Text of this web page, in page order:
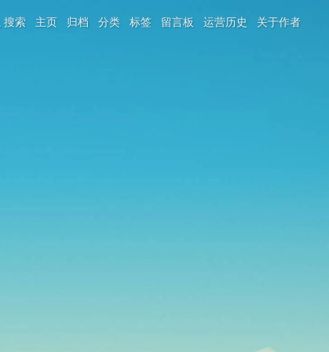
主页 归档 分类 标签 留言板 运营历史 关于作者
搜索